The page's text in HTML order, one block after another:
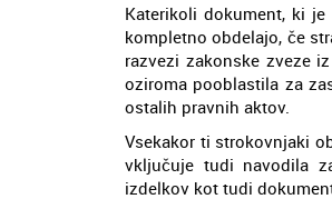
Katerikoli dokument, ki
kompletno obdelajo, če
razvezi zakonske zveze
oziroma pooblastila za
ostalih pravnih aktov.
Vsekakor ti strokovnjaki
vključuje tudi navodila
izdelkov kot tudi